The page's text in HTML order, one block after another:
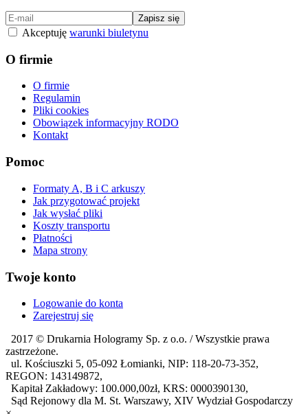
Zapisz się
Akceptuję warunki biuletynu
O firmie
O firmie
Regulamin
Pliki cookies
Obowiązek informacyjny RODO
Kontakt
Pomoc
Formaty A, B i C arkuszy
Jak przygotować projekt
Jak wysłać pliki
Koszty transportu
Płatności
Mapa strony
Twoje konto
Logowanie do konta
Zarejestruj się
2017 © Drukarnia Hologramy Sp. z o.o. / Wszystkie prawa
zastrzeżone.
ul. Kościuszki 5, 05-092 Łomianki, NIP: 118-20-73-352,
REGON: 143149872,
Kapitał Zakładowy: 100.000,00zł, KRS: 0000390130,
Sąd Rejonowy dla M. St. Warszawy, XIV Wydział Gospodarczy